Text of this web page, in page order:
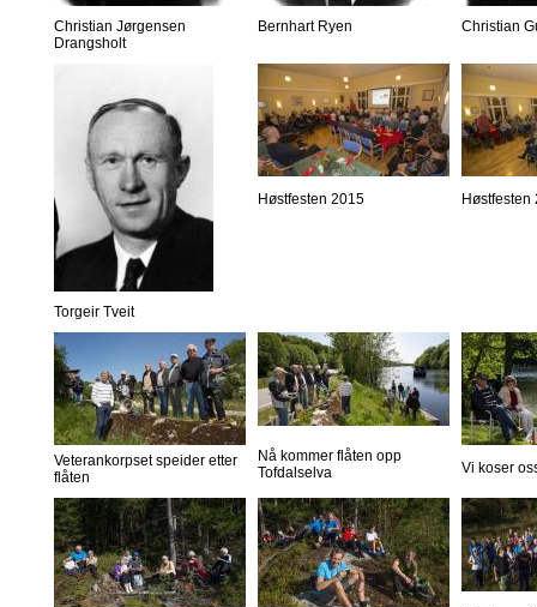
Christian Jørgensen
Drangsholt
Bernhart Ryen Christian
Torgeir Tveit
Høstfesten 2015 Høstfesten
Veterankorpset speider etter
flåten
Nå kommer flåten opp
Tofdalselva
Vi koser